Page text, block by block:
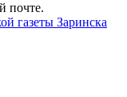
почте.
газеты Заринска